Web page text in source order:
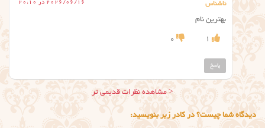
ناشناس 2026/06/16 در 20:10
بهترین نام
1
0
پاسخ
ناوبری
نظر
< مشاهده نظرات قدیمی تر
دیدگاه شما چیست؟ در کادر زیر بنویسید: